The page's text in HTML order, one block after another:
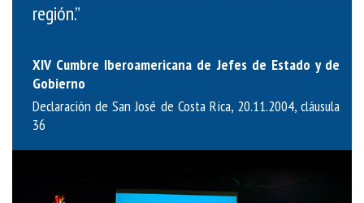
región.”
XIV Cumbre Iberoamericana de Jefes de Estado y de
Gobierno
Declaración de San José de Costa Rica, 20.11.2004, cláusula
36